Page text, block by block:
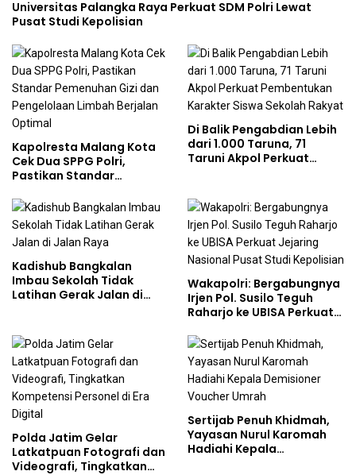
Universitas Palangka Raya Perkuat SDM Polri Lewat
Pusat Studi Kepolisian
Kapolresta Malang Kota
Cek Dua SPPG Polri,
Pastikan Standar
Pengelolaan Limbah
Berjalan Optimal
Di Balik Pengabdian Lebih
dari 1.000 Taruna, 71
Taruni Akpol Perkuat
Kadishub Bangkalan
Imbau Sekolah Tidak
Latihan Gerak Jalan di
Wakapolri: Bergabungnya
Irjen Pol. Susilo Teguh
Raharjo ke UBISA Perkuat
Studi Kepolisian
Polda Jatim Gelar
Latkatpuan Fotografi dan
Videografi, Tingkatkan
Sertijab Penuh Khidmah,
Yayasan Nurul Karomah
Hadiahi Kepala